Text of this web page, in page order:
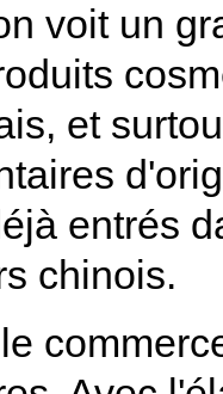
voit un
et
entrés
chinois.